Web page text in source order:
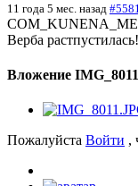
11 года 5 мес. назад #5581
Верба растпустилась!
Вложение
Пожалуйста Войти ,